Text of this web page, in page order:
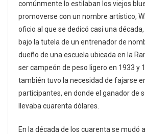
comúnmente lo estilaban los viejos
promoverse con un nombre artístico,
oficio al que se dedicó casi una
bajo la tutela de un entrenador de
dueño de una escuela ubicada en la
ser campeón de peso ligero en 1933 y
también tuvo la necesidad de fajarse
participantes, en donde el ganador de
llevaba cuarenta dólares.
En la década de los cuarenta se mudó